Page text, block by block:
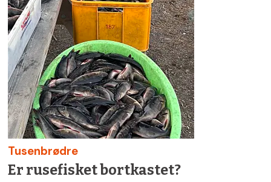
Tusenbrødre
Er rusefisket bortkastet?